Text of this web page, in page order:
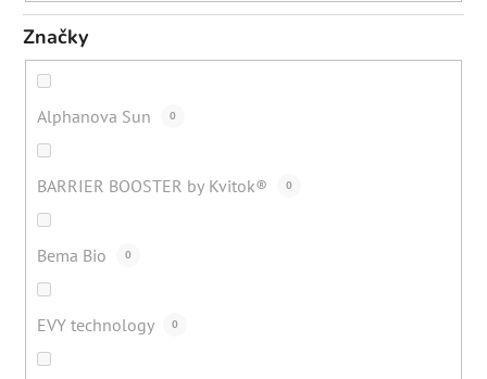
Značky
Alphanova Sun 0
BARRIER BOOSTER by Kvitok® 0
Bema Bio 0
EVY technology 0